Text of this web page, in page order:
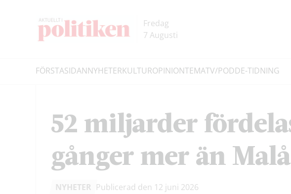
Fredag
7 Augusti
FÖRSTASIDANNYHETERKULTUROPINIONTEMATV/PODDE-TIDNING
52 miljarder
gånger mer än Malå
NYHETER Publicerad den 12 juni 2026